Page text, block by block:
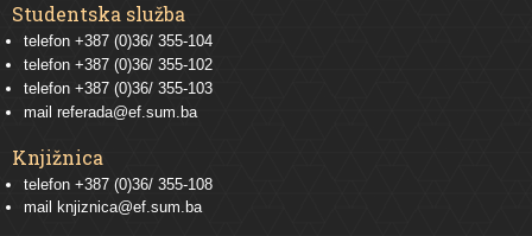
Studentska služba
telefon +387 (0)36/ 355-104
telefon +387 (0)36/ 355-102
telefon +387 (0)36/ 355-103
mail referada@ef.sum.ba
Knjižnica
telefon +387 (0)36/ 355-108
mail
knjiznica@ef.sum.ba